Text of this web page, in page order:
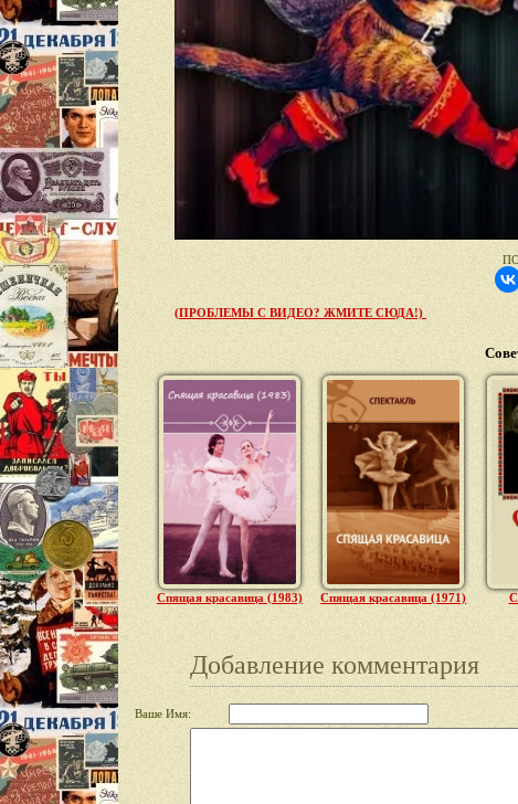
(ПРОБЛЕМЫ С ВИДЕО? ЖМИТЕ СЮДА!)
Спящая красавица (1983) Спящая красавица (1971)
Добавление комментария
Ваше Имя: